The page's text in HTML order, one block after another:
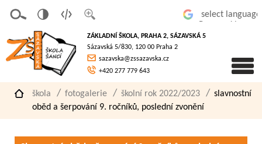
písmo
á
verze
pro
slaboz
raké
ZÁKLADNÍ ŠKOLA, PRAHA 2, SÁZAVSKÁ 5
Sázavská 5/830, 120 00 Praha 2
sazavska@zssazavska.cz
+420 277 779 643
škola fotogalerie školní rok 2022/2023
slavnostní
oběd a šerpování 9. ročníků, poslední zvonění